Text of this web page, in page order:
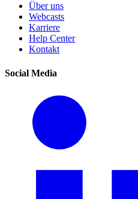
Über uns
Webcasts
Karriere
Help Center
Kontakt
Social Media